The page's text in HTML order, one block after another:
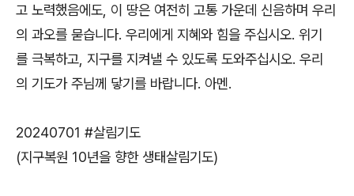
고 노력했음에도, 이 땅은 여전히 고통 가운데 신음하며 우리
의 과오를 묻습니다. 우리에게 지혜와 힘을 주십시오. 위기
를 극복하고, 지구를 지켜낼 수 있도록 도와주십시오. 우리
의 기도가 주님께 닿기를 바랍니다. 아멘.
20240701 #살림기도
(지구복원 10년을 향한 생태살림기도)